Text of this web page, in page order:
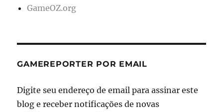
GameOZ.org
GAMEREPORTER POR EMAIL
Digite seu endereço de email para assinar este
blog e receber notificações de novas